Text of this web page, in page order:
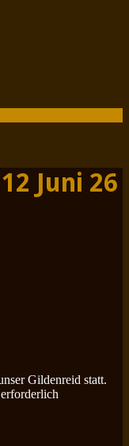
Juni 26
Gildenreid statt.